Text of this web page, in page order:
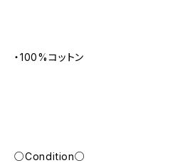
・100%コットン
○Condition○